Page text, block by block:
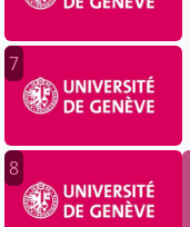
7
8